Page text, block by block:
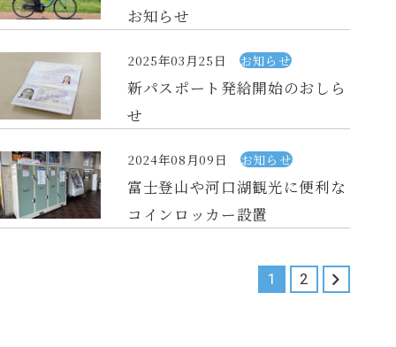
お知らせ
2025年03月25日 お知らせ
新パスポート発給開始のおしら
せ
2024年08月09日 お知らせ
富士登山や河口湖観光に便利な
コインロッカー設置
1 2